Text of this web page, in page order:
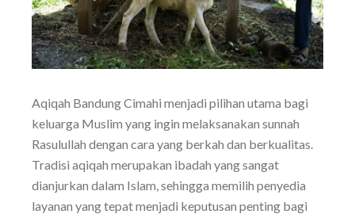
Aqiqah Bandung Cimahi menjadi pilihan utama bagi
keluarga Muslim yang ingin melaksanakan sunnah
Rasulullah dengan cara yang berkah dan berkualitas.
Tradisi aqiqah merupakan ibadah yang sangat
dianjurkan dalam Islam, sehingga memilih penyedia
layanan yang tepat menjadi keputusan penting bagi